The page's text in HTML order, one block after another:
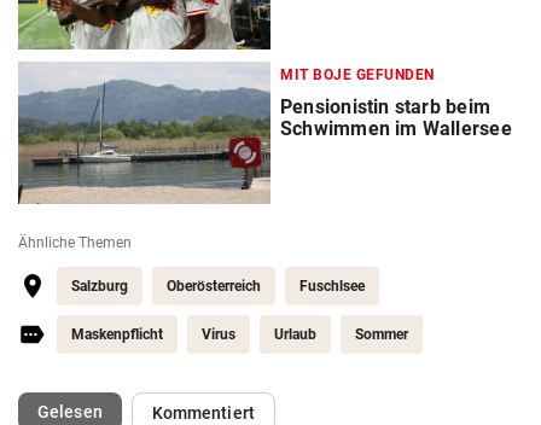
MIT BOJE GEFUNDEN
Pensionistin starb beim
Schwimmen im Wallersee
Ähnliche Themen
Salzburg Oberösterreich Fuschlsee
Maskenpflicht Virus Urlaub Sommer
Gelesen(ausgewählt)Kommentiert